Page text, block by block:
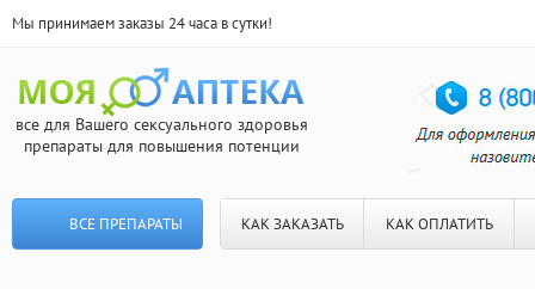
Мы принимаем заказы 24 часа в сутки!
все для Вашего сексуального здоровья
препараты для повышения потенции
ВСЕ ПРЕПАРАТЫ КАК ЗАКАЗАТЬ КАК ОПЛАТИТЬ